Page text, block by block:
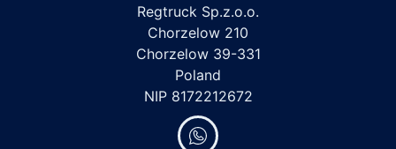
Regtruck Sp.z.o.o.
Chorzelow 210
Chorzelow 39-331
Poland
NIP 8172212672